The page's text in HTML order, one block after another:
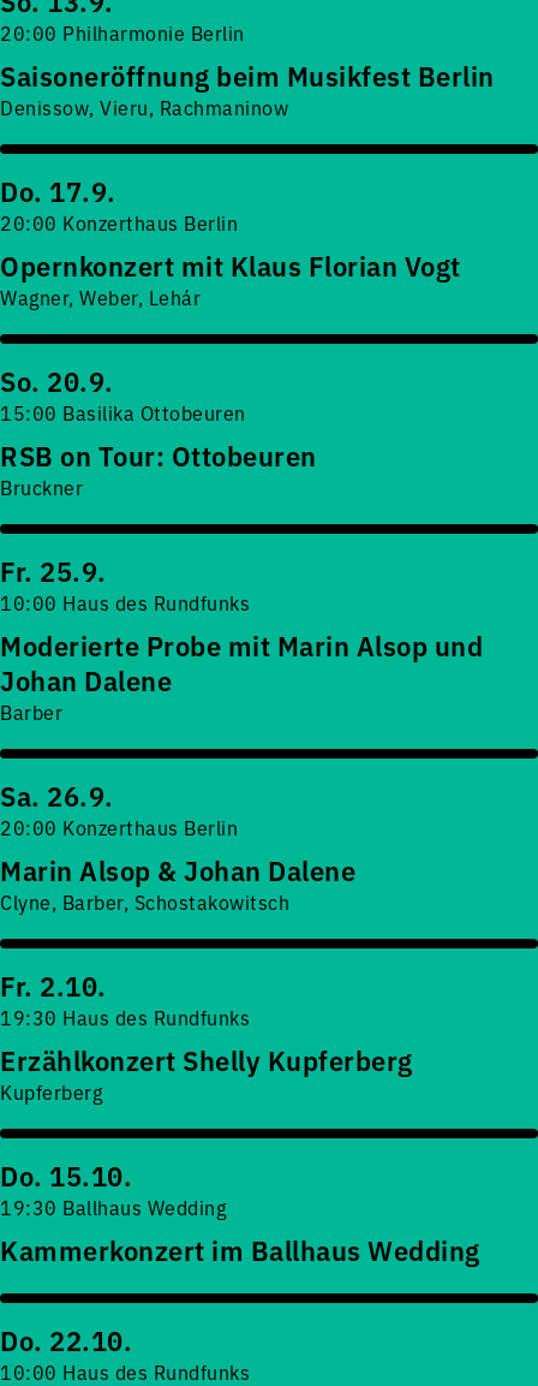
20:00 Philharmonie Berlin
Saisoneröffnung beim Musikfest Berlin
Denissow, Vieru, Rachmaninow
Do. 17.9.
20:00 Konzerthaus Berlin
Opernkonzert mit Klaus Florian Vogt
Wagner, Weber, Lehár
So. 20.9.
15:00 Basilika Ottobeuren
RSB on Tour: Ottobeuren
Bruckner
Fr. 25.9.
10:00 Haus des Rundfunks
Moderierte Probe mit Marin Alsop und
Johan Dalene
Barber
Sa. 26.9.
20:00 Konzerthaus Berlin
Marin Alsop & Johan Dalene
Clyne, Barber, Schostakowitsch
Fr. 2.10.
19:30 Haus des Rundfunks
Erzählkonzert Shelly Kupferberg
Kupferberg
Do. 15.10.
19:30 Ballhaus Wedding
Kammerkonzert im Ballhaus Wedding
Do. 22.10.
10:00 Haus des Rundfunks